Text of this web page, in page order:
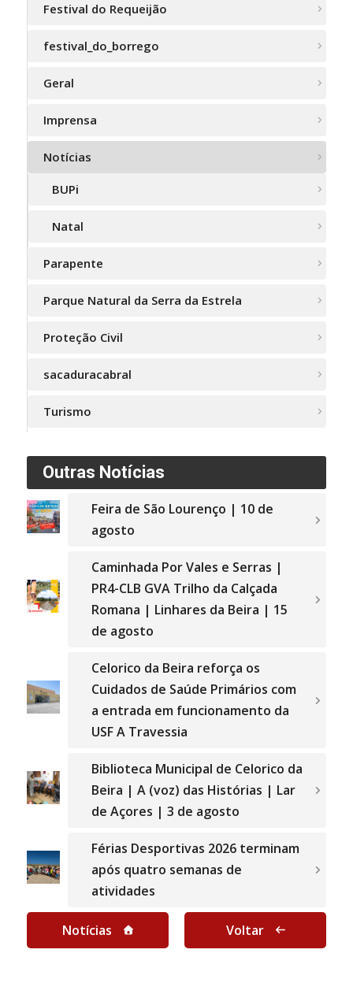
Festival do Requeijão
festival_do_borrego
Geral
Imprensa
Notícias
BUPi
Natal
Parapente
Parque Natural da Serra da Estrela
Proteção Civil
sacaduracabral
Turismo
Outras Notícias
Feira de São Lourenço | 10 de
agosto
Caminhada Por Vales e Serras |
PR4-CLB GVA Trilho da Calçada
Romana | Linhares da Beira | 15
de agosto
Celorico da Beira reforça os
Cuidados de Saúde Primários com
a entrada em funcionamento da
USF A Travessia
Biblioteca Municipal de Celorico da
Beira | A (voz) das Histórias | Lar
de Açores | 3 de agosto
Férias Desportivas 2026 terminam
após quatro semanas de
atividades
Notícias Voltar